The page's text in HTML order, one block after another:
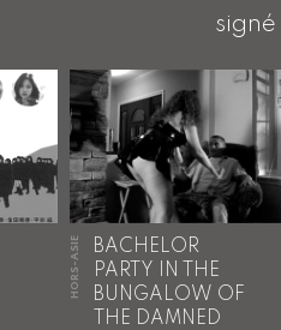
signé
HORS-ASIE
BACHELOR
PARTY IN THE
BUNGALOW OF
THE DAMNED